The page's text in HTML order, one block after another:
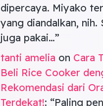
dipercaya. Miyako
yang diandalkan, nih.
juga pakai…”
tanti amelia on Cara
Beli Rice Cooker
Rekomendasi dari
Terdekat!: “Paling